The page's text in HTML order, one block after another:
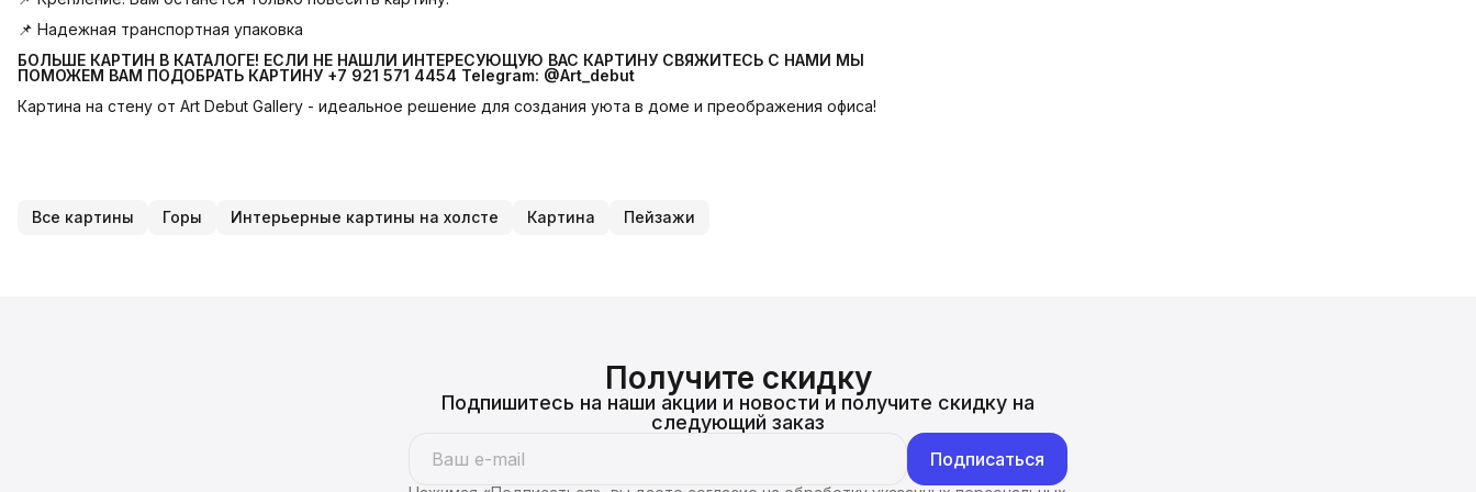
📌 Надежная транспортная упаковка
БОЛЬШЕ КАРТИН В КАТАЛОГЕ! ЕСЛИ НЕ НАШЛИ ИНТЕРЕСУЮЩУЮ ВАС КАРТИНУ СВЯЖИТЕСЬ С НАМИ МЫ
ПОМОЖЕМ ВАМ ПОДОБРАТЬ КАРТИНУ +7 921 571 4454 Telegram: @Art_debut
Картина на стену от Art Debut Gallery - идеальное решение для создания уюта в доме и преображения офиса!
Все картины Горы Интерьерные картины на холсте Картина Пейзажи
Получите скидку
Подпишитесь на наши акции и новости и получите скидку на
следующий заказ
Подписаться